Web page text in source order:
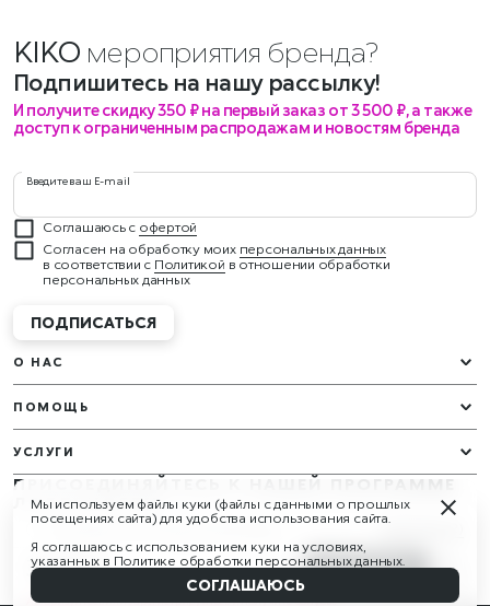
01 Звезда шоу/01 Star Of The Show Изменить (2)
3 990 ₽ В КОРЗИНУ
Авторизуйтесьилизарегистрируйтесьи получите бонусы!
KIKO мероприятия бренд
Подпишитесь на нашу рассылку!
И получите скидку 350 ₽ на первый заказ от 3 500 ₽, а также
доступ к ограниченным распродажам и новостям бренда
Введите ваш E-mail
Соглашаюсь с офертой
Согласен на обработку моих персональных данных
в соответствии с Политикой в отношении обработки
персональных данных
ПОДПИСАТЬСЯ
ПРИСОЕДИНЯЙТЕСЬ К НАШЕЙ ПРОГРАММЕ
ЛОЯЛЬНОСТИ
У вас будут эксклюзивные подарки и награды круглый год!
УСЛУГИ
О НАС
ПОМОЩЬ
СЛЕДИТЕ ЗА НАМИ
Наверх
Мы используем файлы куки (файлы с данными о прошлых
посещениях сайта) для удобства использования сайта.
Я соглашаюсь с использованием куки на условиях,
указанных в Политике обработки персональных данных.
СОГЛАШАЮСЬ